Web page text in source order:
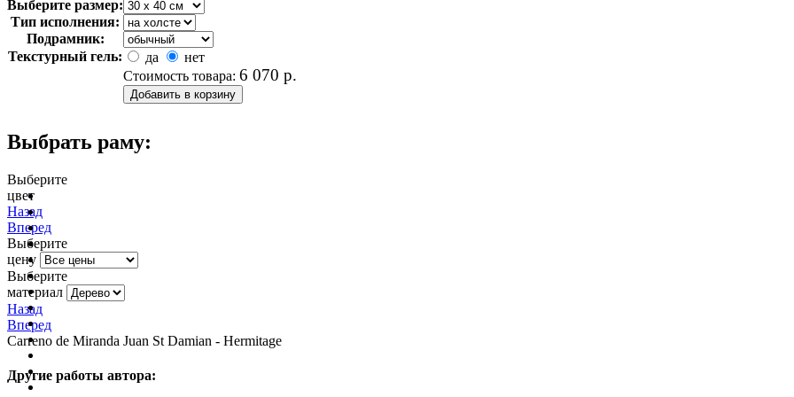
Выберите размер:
Тип исполнения:
Подрамник:
Текстурный гель:
да
нет
Стоимость товара: 6 070 р.
Выбрать раму:
Выберите
цвет
Назад
Вперед
Выберите
цену
Выберите
материал
Назад
Вперед
Carreno de Miranda Juan St Damian - Hermitage
Другие работы автора: